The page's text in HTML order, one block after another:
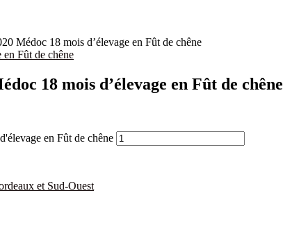
Médoc 18 mois d’élevage en Fût de chêne
18 mois d’élevage en Fût de chêne
en Fût de chêne
et Sud-Ouest